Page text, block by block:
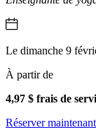
Le dimanche 9
À partir de
4,97 $ frais de
Réserver maintenant